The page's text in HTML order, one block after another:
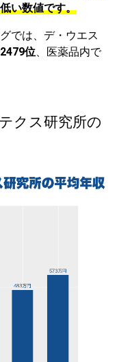
い数値です。
では、デ・ウエス
2479位、医薬品内で
クス研究所の